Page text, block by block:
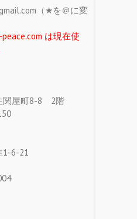
（★を＠に変
は現在使
関屋町8-8 2階
6-21